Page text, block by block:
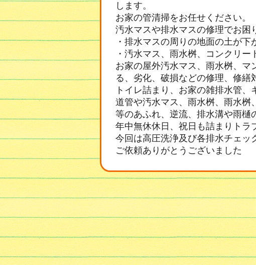
します。
お家の管清掃をお任せください。
汚水マスや排水マスの修理でお困
・排水マスの周りの地面の土が下
・汚水マス、雨水桝、コンクリ
お家の屋外汚水マス、雨水桝、
る、劣化、破損などの修理、修繕
トイレ詰まり、お家の雑排水管
道管や汚水マス、雨水桝、雨水桝、
等のあふれ、逆流、排水溝や雨樋
年中無休休日、祝日も詰まりトラ
今回は高圧洗浄及び各排水チェッ
ご依頼ありがとうございました